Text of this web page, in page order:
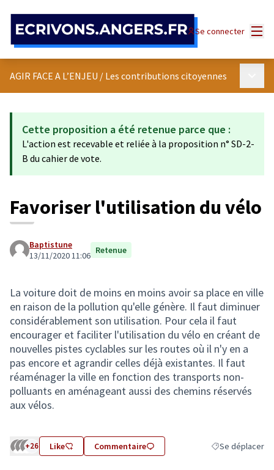
Se connecter
AGIR FACE A L’ENJEU / Les contributions citoyennes
Cette proposition a été retenue parce que :
L'action est recevable et reliée à la proposition n° SD-2-
B du cahier de vote.
Favoriser l'utilisation du vélo
Baptistune
13/11/2020 11:06 Retenue
La voiture doit de moins en moins avoir sa place en ville
en raison de la pollution qu'elle génère. Il faut diminuer
considérablement son utilisation. Pour cela il faut
encourager et faciliter l'utilisation du vélo en créant de
nouvelles pistes cyclables sur les routes où il n'y en a
pas encore et agrandir celles déjà existantes. Il faut
réaménager la ville en fonction des transports non-
polluants en aménageant aussi des chemins réservés
aux vélos.
+26 Like Commentaire Filtrer les
Se déplacer